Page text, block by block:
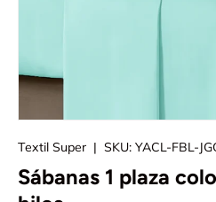
Textil Super | SKU: YACL-FBL-
Sábanas 1 plaza